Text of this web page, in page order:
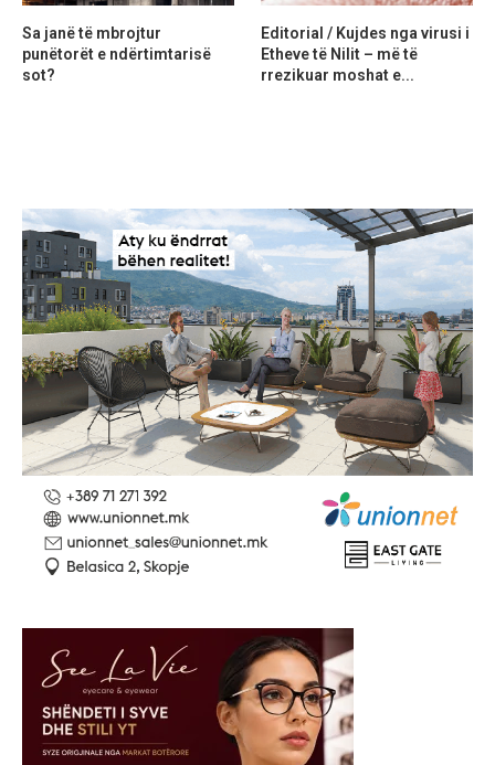
Sa janë të mbrojtur
punëtorët e ndërtimtarisë
sot?
Editorial / Kujdes nga virusi i
Etheve të Nilit – më të
rrezikuar moshat e...